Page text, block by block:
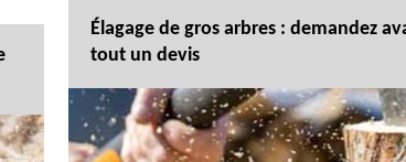
Élagage de gros arbres : demandez
tout un devis